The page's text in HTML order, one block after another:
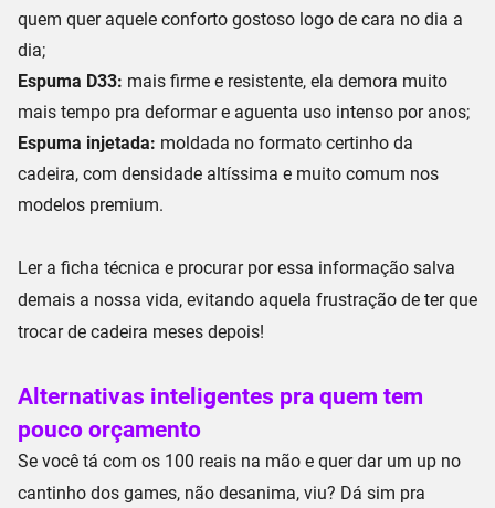
quem quer aquele conforto gostoso logo de cara no dia a
dia;
Espuma D33: mais firme e resistente, ela demora muito
mais tempo pra deformare aguenta uso intenso por anos;
Espuma injetada: moldada no formato certinho da
cadeira, com densidade altíssima e muito comum nos
modelos premium.
Ler a ficha técnica e procurar por essa informação salva
demais a nossa vida, evitando aquela frustração de ter que
trocar de cadeira meses depois!
Alternativas inteligentes pra quem tem
pouco orçamento
Se você tá com os 100 reais na mão e quer dar um up no
cantinho dos games, não desanima, viu? Dá sim pra